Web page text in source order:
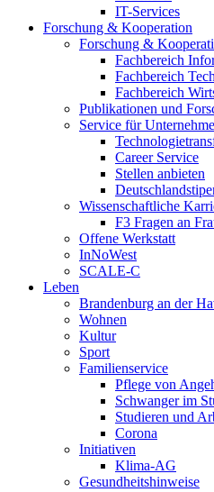
IT-Services
Forschung & Kooperation
Forschung &
Fachbereich
Fachbereich
Fachbereich
Publikationen und
Service für
Career Service
Stellen anbieten
Wissenschaftliche
F3 Fragen an
Offene Werkstatt
InNoWest
SCALE-C
Leben
Brandenburg an der
Wohnen
Kultur
Sport
Familienservice
Pflege von
Schwanger im
Studieren und
Corona
Initiativen
Klima-AG
Gesundheitshinweise